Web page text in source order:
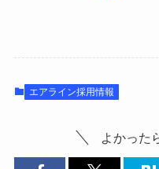
エアライン採用情報
よかった